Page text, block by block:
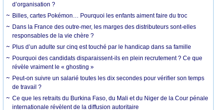
d’organisation ?
Billes, cartes Pokémon… Pourquoi les enfants aiment faire du troc
Dans la France des outre-mer, les marges des distributeurs sont-elles
responsables de la vie chère ?
Plus d’un adulte sur cinq est touché par le handicap dans sa famille
Pourquoi des candidats disparaissent-ils en plein recrutement ? Ce que
révèle vraiment le « ghosting »
Peut-on suivre un salarié toutes les dix secondes pour vérifier son temps
de travail ?
Ce que les retraits du Burkina Faso, du Mali et du Niger de la Cour pénale
internationale révèlent de la diffusion autoritaire